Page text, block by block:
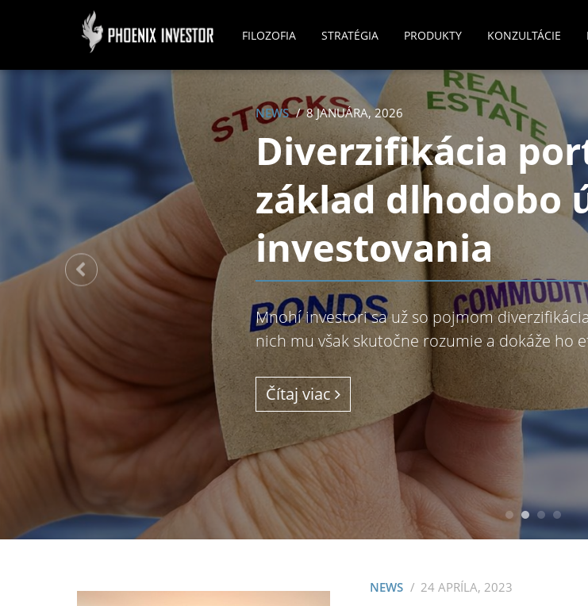
FILOZOFIA STRATÉGIA PRODUKTY KONZULTÁCIE
NEWS 8 JANUÁRA, 2026
Diverzifikácia
základ dlhodobo
investovania
Mnohí investori sa už so pojmom
nich mu však skutočne rozumie a dokáže ho
Čítaj viac
NEWS 24 APRÍLA, 2023